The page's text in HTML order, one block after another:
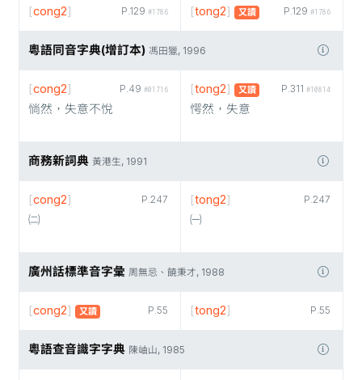
P.129 #1786
[cong2] P.129 #1786
[tong2] 又讀
粵語同音字典(增訂本) 馮田獵, 1996
P.49 #01716
[cong2]
惝然，失意不悅
P.311 #10814
[tong2] 又讀
愕然，失意
商務新詞典 黃港生, 1991
P.247
[cong2]
㈡
P.247
[tong2]
㈠
廣州話標準音字彙 周無忌、饒秉才, 1988
P.55
[cong2] 又讀 P.55
[tong2]
粵語查音識字字典 陳岫山, 1985